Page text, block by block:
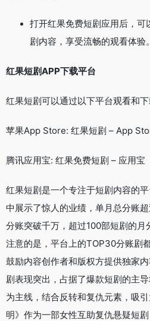
打开红果免费短剧应用后，可
剧内容，享受流畅的观看体验。
红果短剧APP下载平台
红果短剧可以通过以下平台观看和下
苹果App Store: 红果短剧 – App
腾讯应用宝: 红果免费短剧 – 应用宝
红果短剧是一个专注于短剧内容的
中展示了惊人的业绩，单月总分账
分账突破千万，超过100部短剧的
注意的是，平台上的TOP30分账剧
鼓励内容创作者和版权方提供独家
剧表现突出，占据了爆款短剧的主
为主线，结合反转和复仇元素，吸
明》作为一部女性互助复仇悬疑短